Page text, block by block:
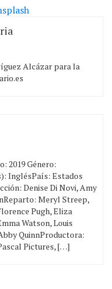
Alcázar para la
2019 Género:
InglésPaís: Estados
Denise Di Novi, Amy
Meryl Streep,
Pugh, Eliza
Watson, Louis
QuinnProductora:
Pictures, […]